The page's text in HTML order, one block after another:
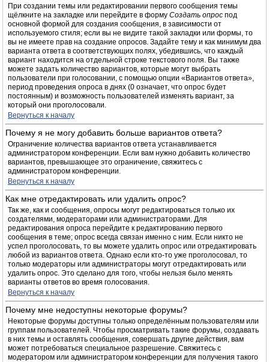
При создании темы или редактировании первого сообщения темы
щёлкните на закладке или перейдите в форму Создать опрос под
основной формой для создания сообщения, в зависимости от
используемого стиля; если вы не видите такой закладки или формы, то
вы не имеете прав на создание опросов. Задайте тему и как минимум два
варианта ответа в соответствующих полях, убедившись, что каждый
вариант находится на отдельной строке текстового поля. Вы также
можете задать количество вариантов, которые могут выбрать
пользователи при голосовании, с помощью опции «Вариантов ответа»,
период проведения опроса в днях (0 означает, что опрос будет
постоянным) и возможность пользователей изменять вариант, за
который они проголосовали.
Вернуться к началу
Почему я не могу добавить больше вариантов ответа?
Ограничение количества вариантов ответа устанавливается
администратором конференции. Если вам нужно добавить количество
вариантов, превышающее это ограничение, свяжитесь с
администратором конференции.
Вернуться к началу
Как мне отредактировать или удалить опрос?
Так же, как и сообщения, опросы могут редактироваться только их
создателями, модераторами или администраторами. Для
редактирования опроса перейдите к редактированию первого
сообщения в теме; опрос всегда связан именно с ним. Если никто не
успел проголосовать, то вы можете удалить опрос или отредактировать
любой из вариантов ответа. Однако если кто-то уже проголосовал, то
только модераторы или администраторы могут отредактировать или
удалить опрос. Это сделано для того, чтобы нельзя было менять
варианты ответов во время голосования.
Вернуться к началу
Почему мне недоступны некоторые форумы?
Некоторые форумы доступны только определённым пользователям или
группам пользователей. Чтобы просматривать такие форумы, создавать
в них темы и оставлять сообщения, совершать другие действия, вам
может потребоваться специальное разрешение. Свяжитесь с
модератором или администратором конференции для получения такого